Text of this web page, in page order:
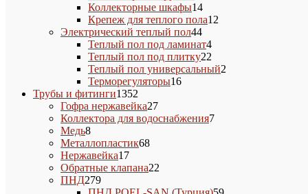
Коллекторные шкафы1414
товаров
Крепеж для теплого пола12
Электрический теплый пол4444
товара
Теплый пол под ламинат44
Теплый пол под плитку22
товара
Теплый пол универсальный2
Терморегуляторы1616
Трубы и фитинги1352
товара
Гофра нержавейка2727
товаров
Коллектора для водоснабжения77
Медь88
товаров
Металлопластик6868
Нержавейка1717
товаров
Обратные клапана22
ПНД279279
товаров
59